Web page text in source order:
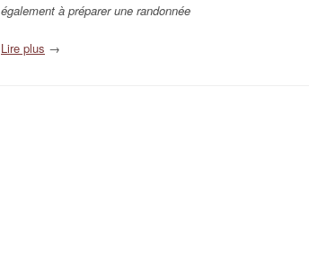
également à préparer une randonnée
Lire plus →